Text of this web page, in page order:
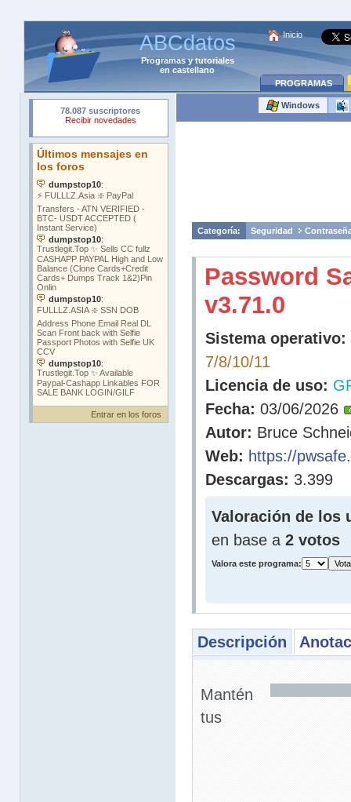
ABCdatos
Programasytutoriales
en castellano
Inicio
PROGRAMAS
Entrar en los foros
Windows
Categoría: Seguridad
Password
v3.71.0
Sistema operativo:
7/8/10/11
Licencia de uso:
Fecha: 03/06/2026
Autor: Bruce
Web: https://
Descargas: 3.399
Valoración de los
en base a 2 votos
Valora este programa:
Descripción
Mantén
tus